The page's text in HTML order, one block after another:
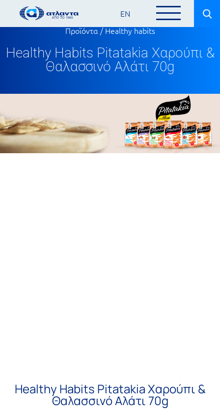
EN
Προϊόντα/Healthy habits
Healthy Habits Pitatakia Χαρούπι &
Θαλασσινό Αλάτι 70g
Healthy Habits Pitatakia Χαρούπι &
Θαλασσινό Αλάτι 70g